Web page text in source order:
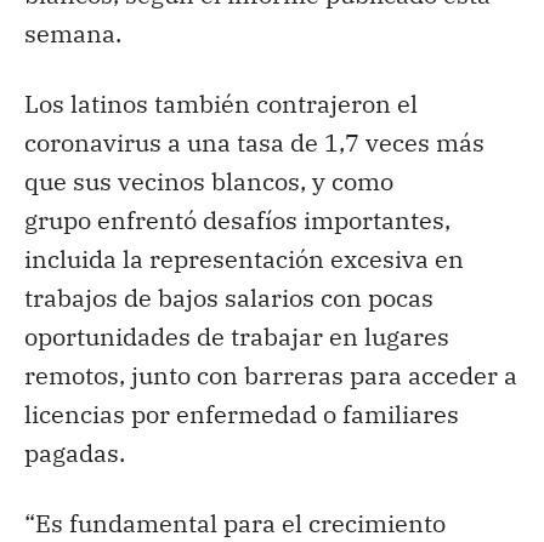
semana.
Los latinos también contrajeron el
coronavirus a una tasa de 1,7 veces más
que sus vecinos blancos, y como
grupo enfrentó desafíos importantes,
incluida la representación excesiva en
trabajos de bajos salarios con pocas
oportunidades de trabajar en lugares
remotos, junto con barreras para acceder a
licencias por enfermedad o familiares
pagadas.
“Es fundamental para el crecimiento